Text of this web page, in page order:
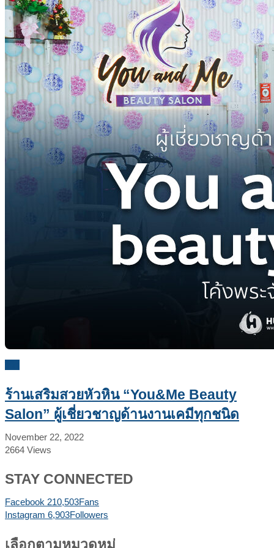
ร้านเสริมสวยหัวหิน “You&Me Beauty
Salon” ผู้เชี่ยวชาญด้านงานเคมีทุกชนิด
November 22, 2022
2664 Views
STAY CONNECTED
Facebook 210,503Fans
Instagram 6,903Followers
เลือกตามหมวดหมู่